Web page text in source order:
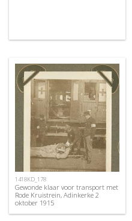
1418KD_178
Gewonde klaar voor transport met
Rode Kruistrein, Adinkerke 2
oktober 1915